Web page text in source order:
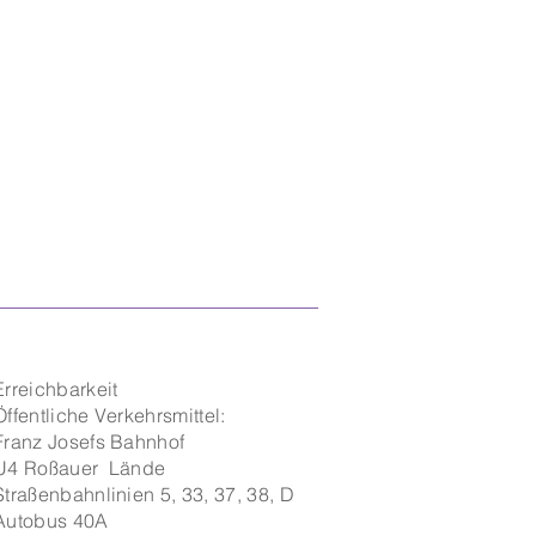
Verkehrsmittel:
Josefs Bahnhof
Roßauer Lände
5, 33, 37, 38, D
40A​